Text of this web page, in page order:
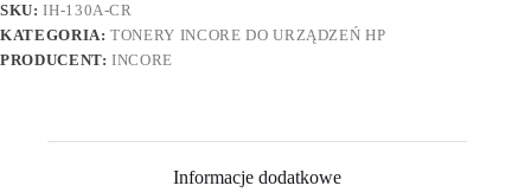
SKU:IH-130A-CR
KATEGORIA:TONERY INCORE DO URZĄDZEŃ HP
PRODUCENT:INCORE
Informacje dodatkowe